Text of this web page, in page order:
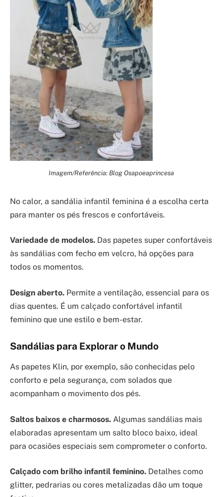
Imagem/Referência: Blog Osapoeaprincesa
No calor, a sandália infantil feminina é a escolha certa
para manter os pés frescos e confortáveis.
Variedade de modelos. Das papetes super confortáveis
às sandálias com fecho em velcro, há opções para
todos os momentos.
Design aberto. Permite a ventilação, essencial para os
dias quentes. É um calçado confortável infantil
feminino que une estilo e bem-estar.
Sandálias para Explorar o Mundo
As papetes Klin, por exemplo, são conhecidas pelo
conforto e pela segurança, com solados que
acompanham o movimento dos pés.
Saltos baixos e charmosos. Algumas sandálias mais
elaboradas apresentam um salto bloco baixo, ideal
para ocasiões especiais sem comprometer o conforto.
Calçado com brilho infantil feminino. Detalhes como
glitter, pedrarias ou cores metalizadas dão um toque